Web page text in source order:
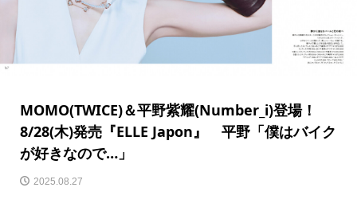
MOMO(TWICE)＆平野紫耀(Number_i)登場！
8/28(木)発売『ELLE Japon』 平野「僕はバイク
が好きなので…」
2025.08.27